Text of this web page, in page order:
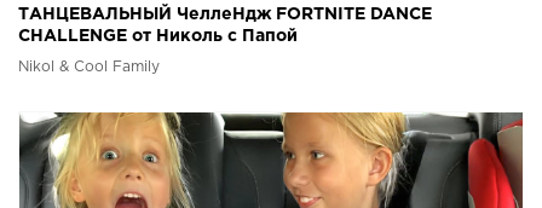
ТАНЦЕВАЛЬНЫЙ ЧеллеНдж FORTNITE DANCE
CHALLENGE от Николь с Папой
Nikol & Cool Family